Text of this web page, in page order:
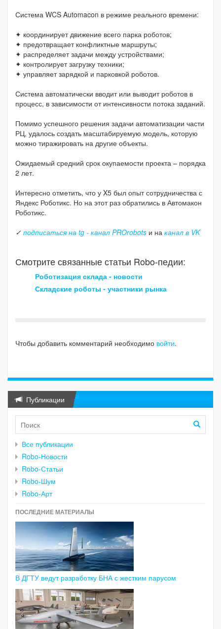
Система WCS Automacon в режиме реального времени:
✦ координирует движение всего парка роботов;
✦ предотвращает конфликтные маршруты;
✦ распределяет задачи между устройствами;
✦ контролирует загрузку техники;
✦ управляет зарядкой и парковкой роботов.
Система автоматически вводит или выводит роботов в
процесс, в зависимости от интенсивности потока заданий.
Помимо успешного решения задачи автоматизации части
РЦ, удалось создать масштабируемую модель, которую
можно тиражировать на другие объекты.
Ожидаемый средний срок окупаемости проекта – порядка
2 лет.
Интересно отметить, что у X5 был опыт сотрудничества с
Яндекс Роботикс. Но на этот раз обратились в Автомакон
Роботикс.
✓ подписаться на tg - канал PROrobots и на канал в VK
Смотрите связанные статьи Robo-педии:
Роботизация склада - новости
Складские роботы - участники рынка
Чтобы добавить комментарий необходимо войти.
Публикации
Все публикации
Robo-Новости
Robo-Статьи
Robo-Шум
Robo-Арт
ПОСЛЕДНИЕ МАТЕРИАЛЫ
В ДГТУ ведут разработку БНА с жестким парусом